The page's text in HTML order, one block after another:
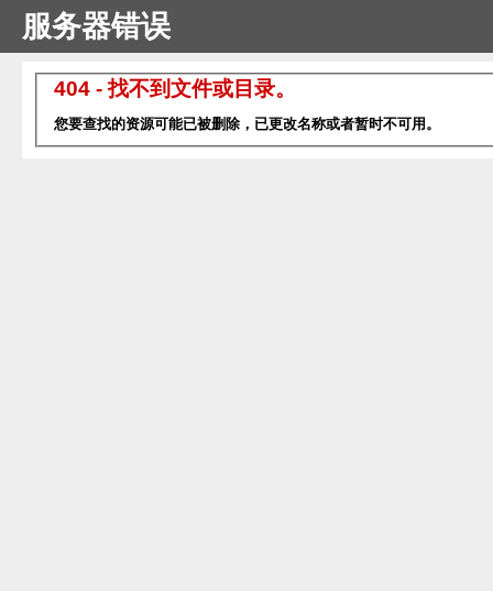
服务器错误
404 - 找不到文件或目录。
您要查找的资源可能已被删除，已更改名称或者暂时不可用。